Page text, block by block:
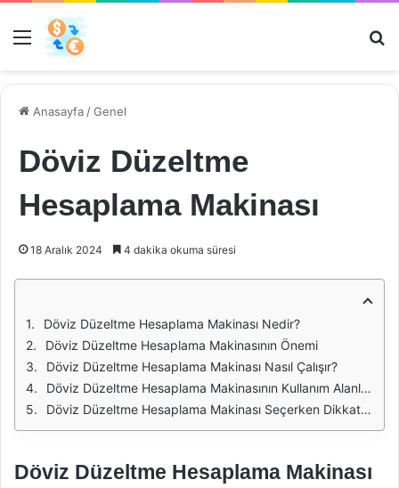
Menü
Anasayfa /Genel
Döviz Düzeltme
Hesaplama Makinası
18 Aralık 2024 4 dakika okuma süresi
Döviz Düzeltme Hesaplama Makinası Nedir?
Döviz Düzeltme Hesaplama Makinasının Önemi
Döviz Düzeltme Hesaplama Makinası Nasıl Çalışır?
Döviz Düzeltme Hesaplama Makinasının Kullanım Alanları
Döviz Düzeltme Hesaplama Makinası Seçerken Dikkat Edilmesi Gerekenler
Döviz Düzeltme Hesaplama Makinası